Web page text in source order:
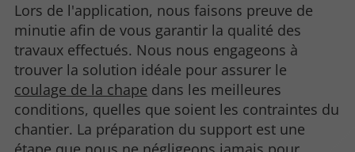
Lors de l'application, nous faisons preuve de
minutie afin de vous garantir la qualité des
travaux effectués. Nous nous engageons à
trouver la solution idéale pour assurer le
coulage de la chape dans les meilleures
conditions, quelles que soient les contraintes du
chantier. La préparation du support est une